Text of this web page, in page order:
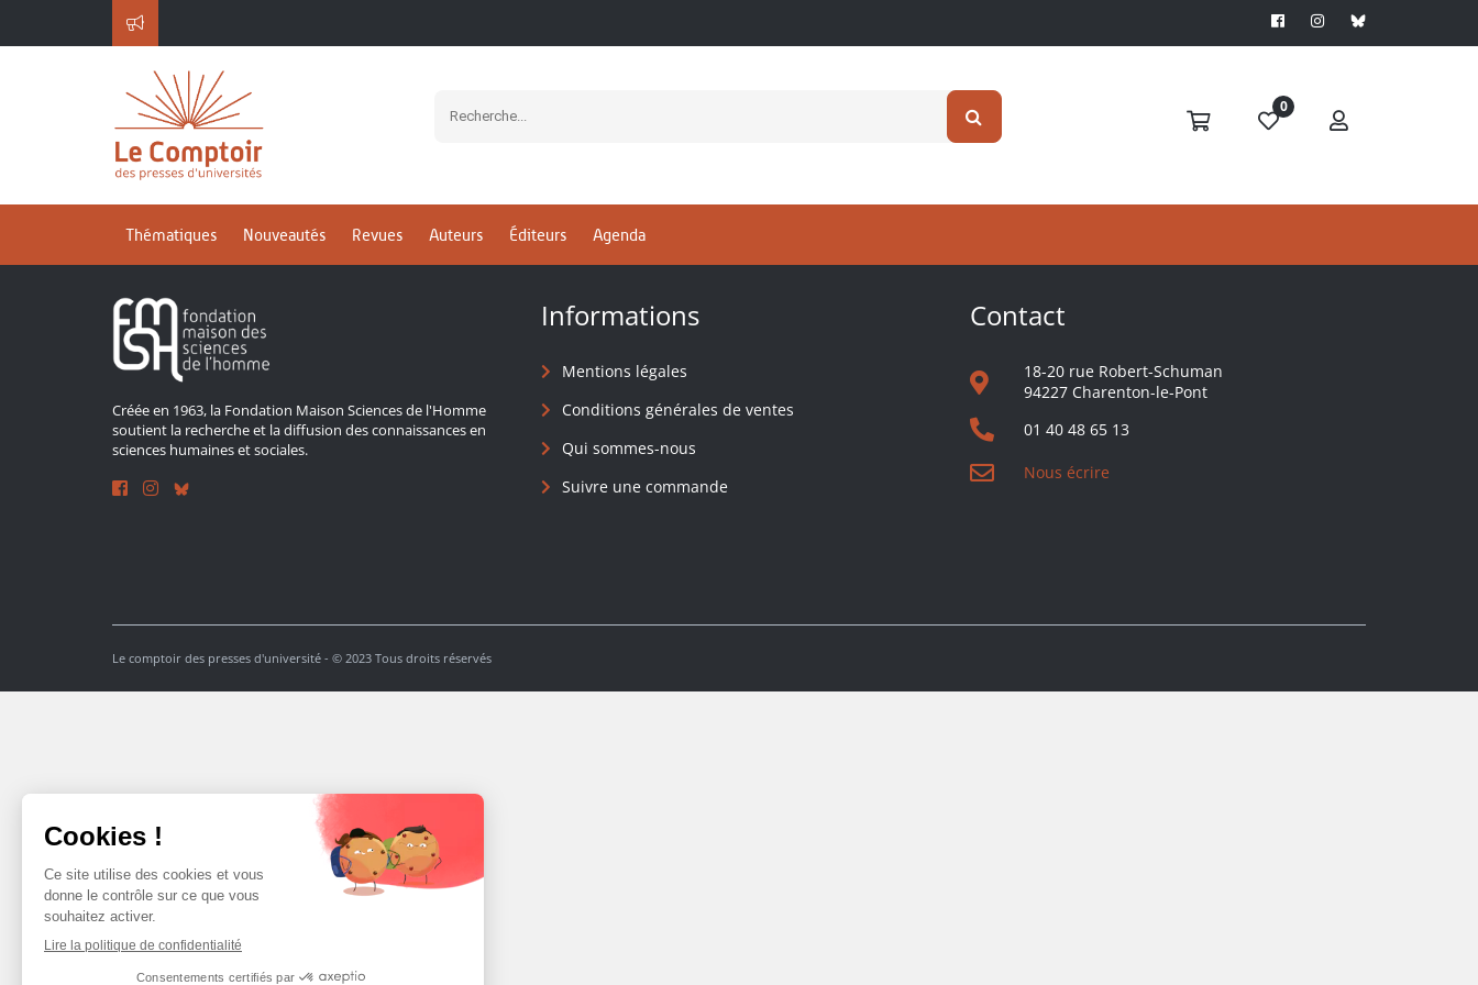
0
Thématiques Nouveautés Revues Auteurs Éditeurs Agenda
Inscrivez-vous à notre newsletter S'ABONNER
Créée en 1963, la Fondation Maison Sciences de l'Homme
soutient la recherche et la diffusion des connaissances en
sciences humaines et sociales.
Informations
Mentions légales
Conditions générales de ventes
Qui sommes-nous
Suivre une commande
Contact
18-20 rue Robert-Schuman
94227 Charenton-le-Pont
01 40 48 65 13
Nous écrire
Le comptoir des presses d'université - © 2023 Tous droits réservés